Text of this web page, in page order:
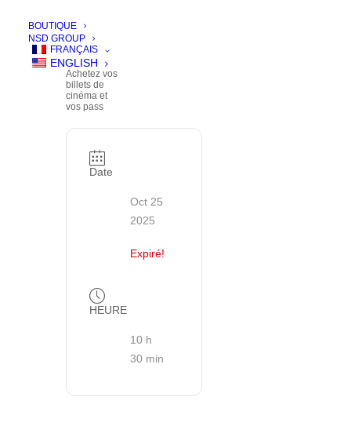
BOUTIQUE
NSD GROUP
FRANÇAIS
ENGLISH
TICKETS
Achetez vos
billets de
cinéma et
vos pass
Date
Oct 25
2025
Expiré!
HEURE
10 h
30 min